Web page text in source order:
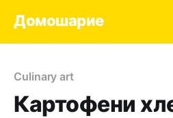
Домошарие
Culinary art
Картофени